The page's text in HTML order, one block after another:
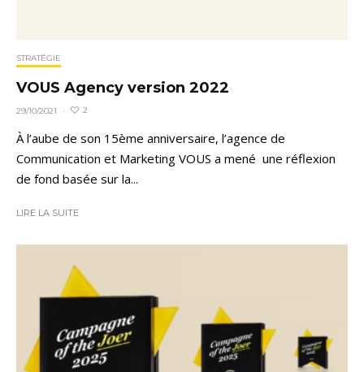
STRATÉGIE
VOUS Agency version 2022
29/10/2021 · 2
À l’aube de son 15ème anniversaire, l’agence de
Communication et Marketing VOUS a mené une réflexion
de fond basée sur la...
LIRE LA SUITE